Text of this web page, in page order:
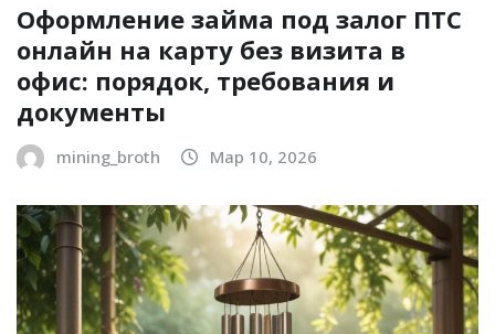
Оформление займа под залог ПТС
онлайн на карту без визита в
офис: порядок, требования и
документы
mining_broth Мар 10, 2026